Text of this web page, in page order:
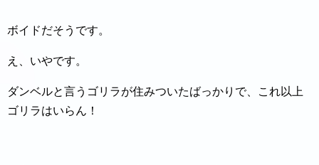
ボイドだそうです。
え、いやです。
ダンベルと言うゴリラが住みついたばっかりで、これ以上
ゴリラはいらん！